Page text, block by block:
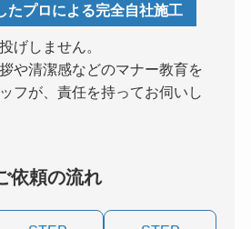
たプロによる完全自社施工
げしません。
や清潔感などのマナー教育を
フが、責任を持ってお伺いし
依頼の流れ